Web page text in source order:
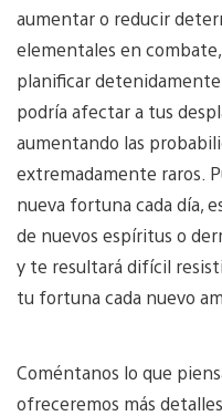
aumentar o reducir
elementales en
planificar
podría afectar a tus
aumentando las
extremadamente raros.
nueva fortuna cada día,
de nuevos espíritus o
y te resultará difícil
tu fortuna cada nuevo
Coméntanos lo que
ofreceremos más